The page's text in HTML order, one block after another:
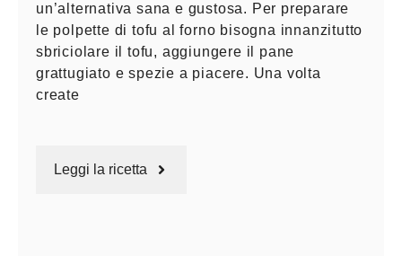
un’alternativa sana e gustosa. Per preparare
le polpette di tofu al forno bisogna innanzitutto
sbriciolare il tofu, aggiungere il pane
grattugiato e spezie a piacere. Una volta
create
Leggi la ricetta